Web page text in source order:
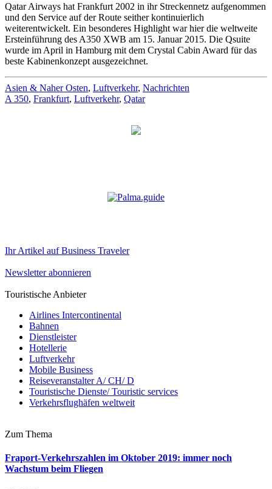
Qatar Airways hat Frankfurt 2002 in ihr Streckennetz aufgenommen
und den Service auf der Route seither kontinuierlich
weiterentwickelt. Ein besonderes Highlight war hier die weltweite
Ersteinführung des A350 XWB am 15. Januar 2015. Die Qsuite
wurde im April in Hamburg mit dem Crystal Cabin Award für das
beste Kabinenkonzept ausgezeichnet.
Asien & Naher Osten, Luftverkehr, Nachrichten
A 350, Frankfurt, Luftverkehr, Qatar
Ihr Artikel auf Business Traveler
Newsletter abonnieren
Touristische Anbieter
Airlines Intercontinental
Bahnen
Dienstleister
Hotellerie
Luftverkehr
Mobile Business
Reiseveranstalter A/ CH/ D
Touristische Dienste/ Touristic services
Verkehrsflughäfen weltweit
Zum Thema
Fraport-Verkehrszahlen im Oktober 2019: immer noch
Wachstum beim Fliegen